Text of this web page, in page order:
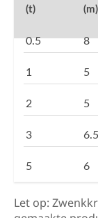
(t)
(m)
0.5 8
1 5
2 5
3 6.5
5 6
Let op: